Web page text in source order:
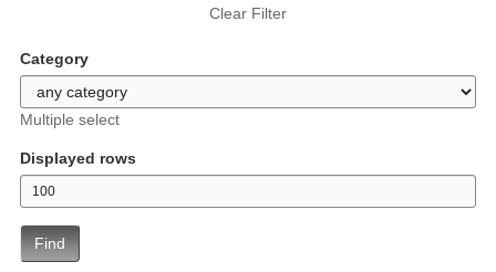
Clear Filter
Category
Multiple select
Displayed rows
Find